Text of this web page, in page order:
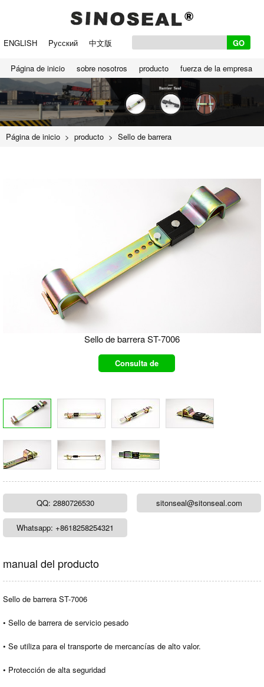
ENGLISH Pусский 中文版
Página de inicio sobre nosotros producto fuerza de la empresa
Página de inicio > producto > Sello de barrera
Sello de barrera ST-7006
Consulta de
QQ: 2880726530 sitonseal@sitonseal.com
Whatsapp: +8618258254321
manual del producto
Sello de barrera ST-7006
• Sello de barrera de servicio pesado
• Se utiliza para el transporte de mercancías de alto valor.
• Protección de alta seguridad